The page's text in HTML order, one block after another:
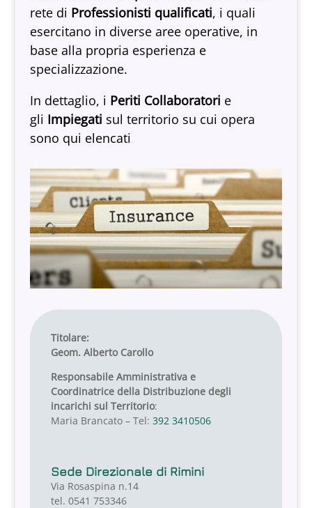
rete di Professionisti qualificati, i quali
esercitano in diverse aree operative, in
base alla propria esperienza e
specializzazione.
In dettaglio, i Periti Collaboratori e
gli Impiegati sul territorio su cui opera
sono qui elencati
Titolare:
Geom. Alberto Carollo
Responsabile Amministrativa e
Coordinatrice della Distribuzione degli
incarichi sul Territorio:
Maria Brancato – Tel: 392 3410506
Sede Direzionale di Rimini
Via Rosaspina n.14
tel. 0541 753346